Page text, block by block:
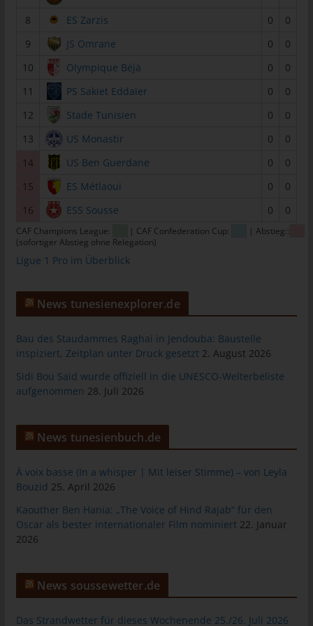
8
ES Zarzis 0
0
9
JS Omrane 0
0
10
Olympique Béjà 0
0
11
PS Sakiet Eddaïer 0
0
12
Stade Tunisien 0
0
13
US Monastir 0
0
14
US Ben Guerdane 0
0
15
ES Métlaoui 0
0
16
ESS Sousse 0 0
CAF Champions League: | CAF Confederation Cup:
| Abstieg::
(sofortiger Abstieg ohne Relegation)
Ligue 1 Pro im Überblick
News tunesienexplorer.de
Bau des Staudammes Raghai in Jendouba: Baustelle
inspiziert, Zeitplan unter Druck gesetzt 2. August 2026
Sidi Bou Said wurde offiziell in die UNESCO-Welterbeliste
aufgenommen 28. Juli 2026
News tunesienbuch.de
À voix basse (In a whisper | Mit leiser Stimme) – von Leyla
Bouzid 25. April 2026
Kaouther Ben Hania: „The Voice of Hind Rajab“ für den
Oscar als bester internationaler Film nominiert 22. Januar
2026
News soussewetter.de
Das Strandwetter für dieses Wochenende 25./26. Juli 2026
tunesienfussball.de
Uwe Wassenberg
Rue 2 Mars
4022 Akouda - Tunesien
Telefon: +216 216 16 616
Cookies
Die Internetseiten verwenden Cookies. Cookies sind
Textdateien, welche über einen Internetbrowser auf einem
Computersystem abgelegt und gespeichert werden.
Zahlreiche Internetseiten und Server verwenden Cookies. Viele
Cookies enthalten eine sogenannte Cookie-ID. Eine Cookie-ID
ist eine eindeutige Kennung des Cookies. Sie besteht aus einer
konkreten Internetbrowser zugeordnet werden können, in dem
das Cookie gespeichert wurde. Dies ermöglicht es den
Browser der betroffenen Person von anderen Internetbrowsern,
die andere Cookies enthalten, zu unterscheiden. Ein bestimmter
Internetbrowser kann über die eindeutige Cookie-ID
wiedererkannt und identifiziert werden.
Internetseite nutzerfreundlichere Services bereitstellen, die ohne
die Cookie-Setzung nicht möglich wären.
Mittels eines Cookies können die Informationen und Angebote
auf unserer Internetseite im Sinne des Benutzers optimiert
Benutzer unserer Internetseite wiederzuerkennen. Zweck dieser
Wiedererkennung ist es, den Nutzern die Verwendung unserer
Internetseite zu erleichtern. Der Benutzer einer Internetseite, die
Besuch der Internetseite erneut seine Zugangsdaten eingeben,
weil dies von der Internetseite und dem auf dem
übernommen wird. Ein weiteres Beispiel ist das Cookie eines